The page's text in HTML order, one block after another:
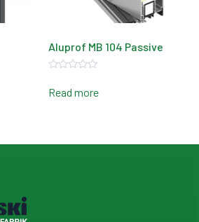
Aluprof MB 104 Passive
0
out
Read more